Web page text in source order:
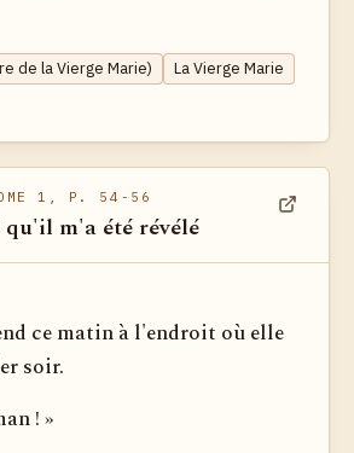
de la Vierge Marie)
La Vierge Marie
1, P. 54-56
qu'il m'a été révélé
ce matin à l'endroit où elle
soir.
! »